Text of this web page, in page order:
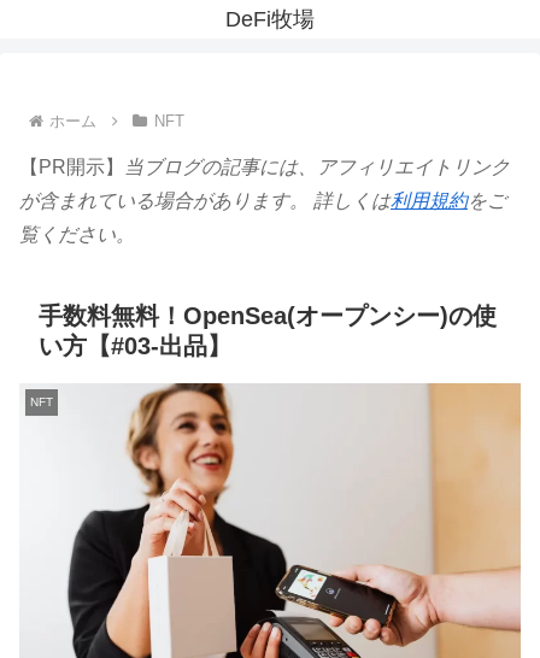
DeFi牧場
ホーム NFT
【PR開示】
当ブログの記事には、アフィリエイトリンク
が含まれている場合があります。 詳しくは利用規約をご
覧ください。
手数料無料！OpenSea(オープンシー)の使
い方【#03-出品】
NFT